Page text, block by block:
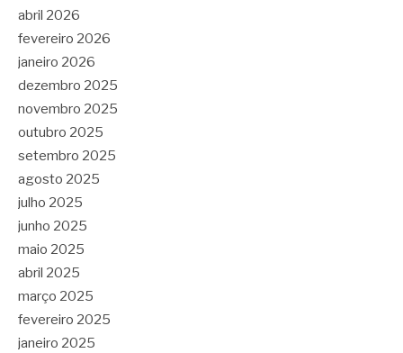
abril 2026
fevereiro 2026
janeiro 2026
dezembro 2025
novembro 2025
outubro 2025
setembro 2025
agosto 2025
julho 2025
junho 2025
maio 2025
abril 2025
março 2025
fevereiro 2025
janeiro 2025